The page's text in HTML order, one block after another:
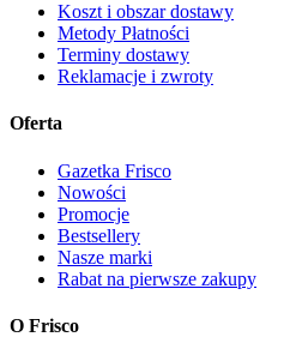
Koszt i obszar dostawy
Metody Płatności
Terminy dostawy
Reklamacje i zwroty
Oferta
Gazetka Frisco
Nowości
Promocje
Bestsellery
Nasze marki
Rabat na pierwsze zakupy
O Frisco